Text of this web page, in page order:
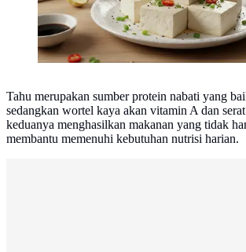
Tahu merupakan sumber protein nabati yang
sedangkan wortel kaya akan vitamin A dan
keduanya menghasilkan makanan yang tidak
membantu memenuhi kebutuhan nutrisi harian.